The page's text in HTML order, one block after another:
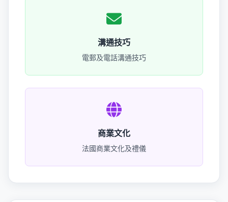
溝通技巧
電郵及電話溝通技巧
商業文化
法國商業文化及禮儀